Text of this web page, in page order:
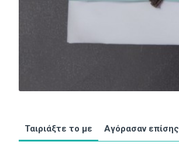
Ταιριάξτε το με Αγόρασαν επίσης